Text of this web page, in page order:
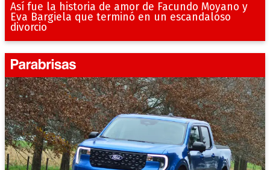
Así fue la historia de amor de Facundo Moyano y
Eva Bargiela que terminó en un escandaloso
divorcio